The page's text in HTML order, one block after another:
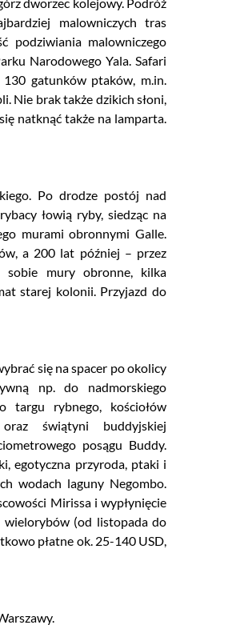
malowniczych tras
podziwiania malowniczego
Narodowego Yala. Safari
gatunków ptaków, m.in.
Nie brak także dzikich słoni,
natknąć także na lamparta.
Po drodze postój nad
łowią ryby, siedząc na
murami obronnymi Galle.
a 200 lat później – przez
sobie mury obronne, kilka
starej kolonii. Przyjazd do
się na spacer po okolicy
np. do nadmorskiego
targu rybnego, kościołów
świątyni buddyjskiej
posągu Buddy.
egotyczna przyroda, ptaki i
wodach laguny Negombo.
Mirissa i wypłynięcie
wielorybów (od listopada do
płatne ok. 25-140 USD,